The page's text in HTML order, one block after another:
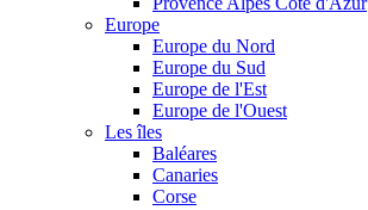
Europe
Europe du Nord
Europe du Sud
Europe de l'Est
Europe de l'Ouest
Les îles
Baléares
Canaries
Corse